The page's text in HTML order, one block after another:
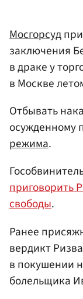
Мосгорсуд
заключения
в драке у
в Москве
Отбывать
осужденному
режима.
приговорить
свободы.
Ранее
вердикт
в покушении
болельщика